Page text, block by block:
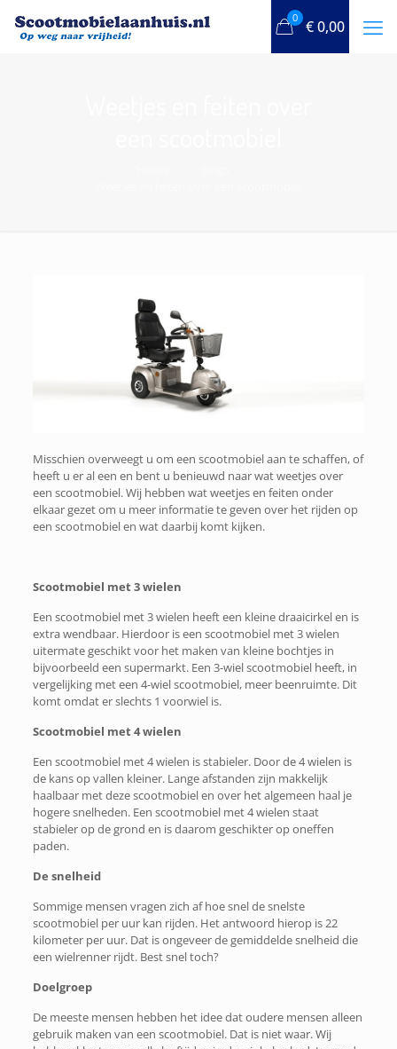
0 €0,00
Misschien overweegt u om een scootmobiel aan te schaffen, of
heeft u er al een en bent u benieuwd naar wat weetjes over
een scootmobiel. Wij hebben wat weetjes en feiten onder
elkaar gezet om u meer informatie te geven over het rijden op
een scootmobiel en wat daarbij komt kijken.
Scootmobiel met 3 wielen
Een scootmobiel met 3 wielen heeft een kleine draaicirkel en is
extra wendbaar. Hierdoor is een scootmobiel met 3 wielen
uitermate geschikt voor het maken van kleine bochtjes in
bijvoorbeeld een supermarkt. Een 3-wiel scootmobiel heeft, in
vergelijking met een 4-wiel scootmobiel, meer beenruimte. Dit
komt omdat er slechts 1 voorwiel is.
Scootmobiel met 4 wielen
Een scootmobiel met 4 wielen is stabieler. Door de 4 wielen is
de kans op vallen kleiner. Lange afstanden zijn makkelijk
haalbaar met deze scootmobiel en over het algemeen haal je
hogere snelheden. Een scootmobiel met 4 wielen staat
stabieler op de grond en is daarom geschikter op oneffen
paden.
De snelheid
Sommige mensen vragen zich af hoe snel de snelste
scootmobiel per uur kan rijden. Het antwoord hierop is 22
kilometer per uur. Dat is ongeveer de gemiddelde snelheid die
een wielrenner rijdt. Best snel toch?
Doelgroep
De meeste mensen hebben het idee dat oudere mensen alleen
gebruik maken van een scootmobiel. Dat is niet waar. Wij